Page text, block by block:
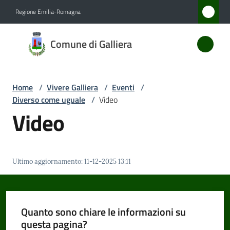
Regione Emilia-Romagna
Comune di Galliera
Comune
di
Servizi
Vivere
Galliera
Menu selezionato
Home / Vivere Galliera / Eventi /
Diverso come uguale / Video
Video
Ultimo aggiornamento:11-12-2025 13:11
Quanto sono chiare le informazioni su
questa pagina?